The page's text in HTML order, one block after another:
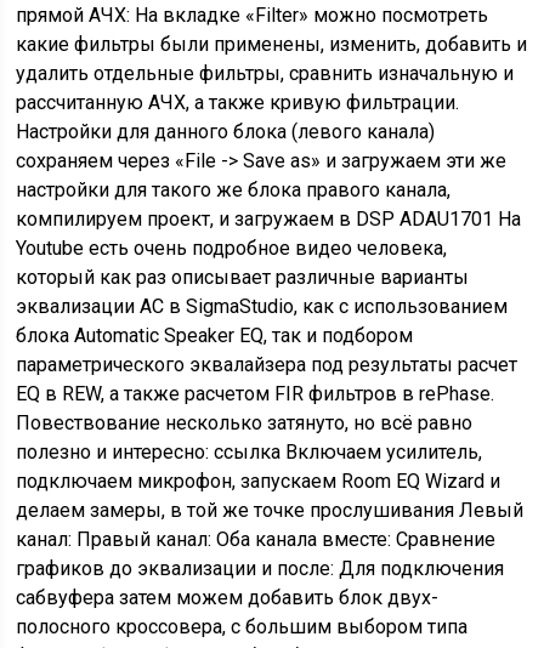
прямой АЧХ: На вкладке «Filter» можно посмотреть
какие фильтры были применены, изменить, добавить и
удалить отдельные фильтры, сравнить изначальную и
рассчитанную АЧХ, а также кривую фильтрации.
Настройки для данного блока (левого канала)
сохраняем через «File -> Save as» и загружаем эти же
настройки для такого же блока правого канала,
компилируем проект, и загружаем в DSP ADAU1701 На
Youtube есть очень подробное видео человека,
который как раз описывает различные варианты
эквализации АС в SigmaStudio, как с использованием
блока Automatic Speaker EQ, так и подбором
параметрического эквалайзера под результаты расчет
EQ в REW, а также расчетом FIR фильтров в rePhase.
Повествование несколько затянуто, но всё равно
полезно и интересно: ссылка Включаем усилитель,
подключаем микрофон, запускаем Room EQ Wizard и
делаем замеры, в той же точке прослушивания Левый
канал: Правый канал: Оба канала вместе: Сравнение
графиков до эквализации и после: Для подключения
сабвуфера затем можем добавить блок двух-
полосного кроссовера, с большим выбором типа